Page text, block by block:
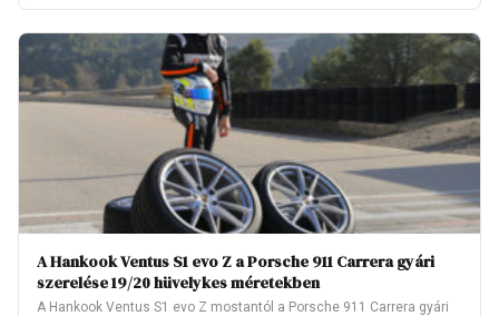
A Hankook Ventus S1 evo Z a Porsche 911 Carrera gyári
szerelése 19/20 hüvelykes méretekben
A Hankook Ventus S1 evo Z mostantól a Porsche 911 Carrera gyári